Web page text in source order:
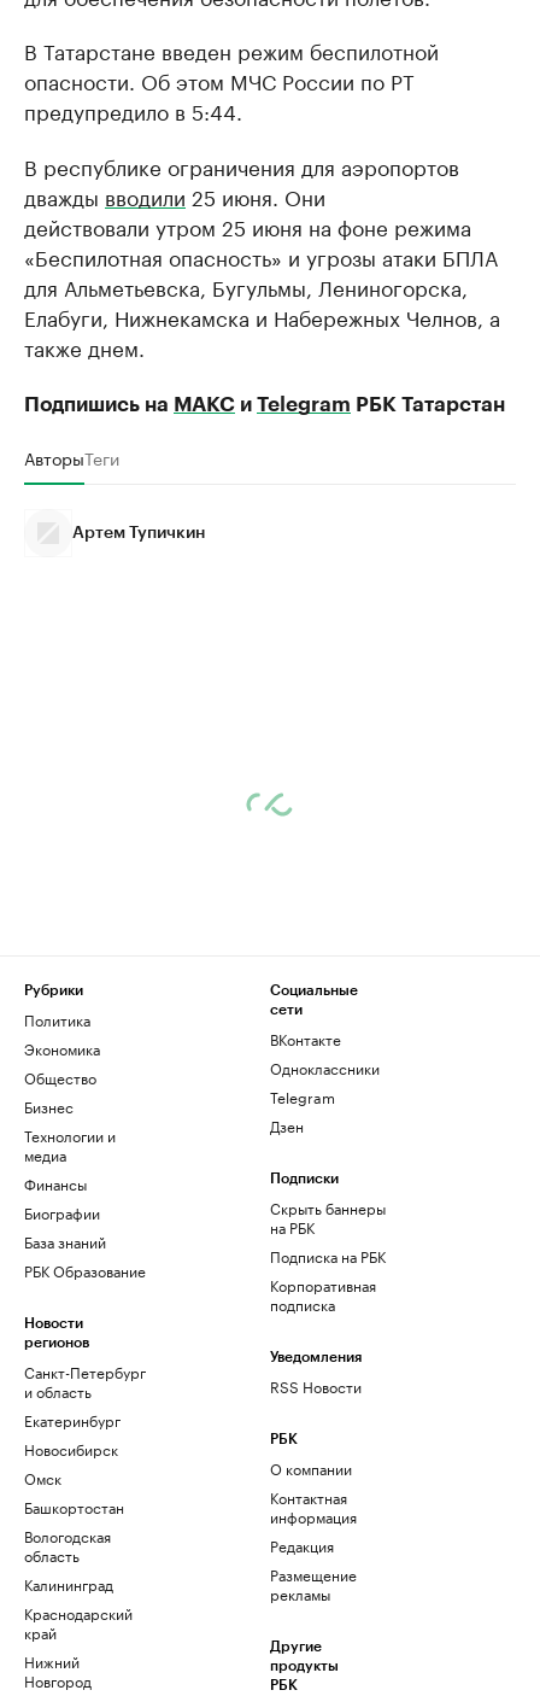
В Татарстане введен режим беспилотной
опасности. Об этом МЧС России по РТ
предупредило в 5:44.
В республике ограничения для аэропортов
дважды вводили 25 июня. Они
действовали утром 25 июня на фоне режима
«Беспилотная опасность» и угрозы атаки БПЛА
для Альметьевска, Бугульмы, Лениногорска,
Елабуги, Нижнекамска и Набережных Челнов, а
также днем.
Подпишись на МАКС и Telegram РБК Татарстан
АвторыТеги
Артем Тупичкин
Рубрики
Политика
Экономика
Общество
Бизнес
Технологии и
медиа
Финансы
Биографии
База знаний
РБК Образование
Новости
регионов
Санкт-Петербург
и область
Екатеринбург
Новосибирск
Омск
Башкортостан
Вологодская
область
Калининград
Краснодарский
край
Нижний
Новгород
Социальные
сети
ВКонтакте
Одноклассники
Telegram
Дзен
Подписки
Скрыть баннеры
на РБК
Подписка на РБК
Корпоративная
подписка
Уведомления
RSS Новости
РБК
О компании
Контактная
информация
Редакция
Размещение
рекламы
Другие
продукты
РБК